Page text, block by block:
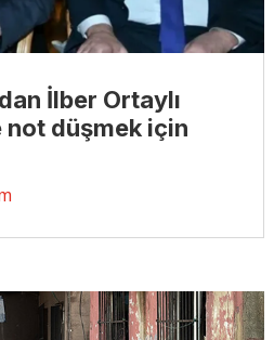
İlber Ortaylı
not düşmek için